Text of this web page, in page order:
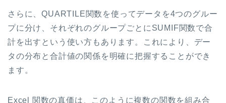
さらに、QUARTILE関数を使ってデータを4つのグルー
プに分け、それぞれのグループごとにSUMIF関数で合
計を出すという使い方もあります。これにより、デー
タの分布と合計値の関係を明確に把握することができ
ます。
Excel 関数の真価は、このように複数の関数を組み合